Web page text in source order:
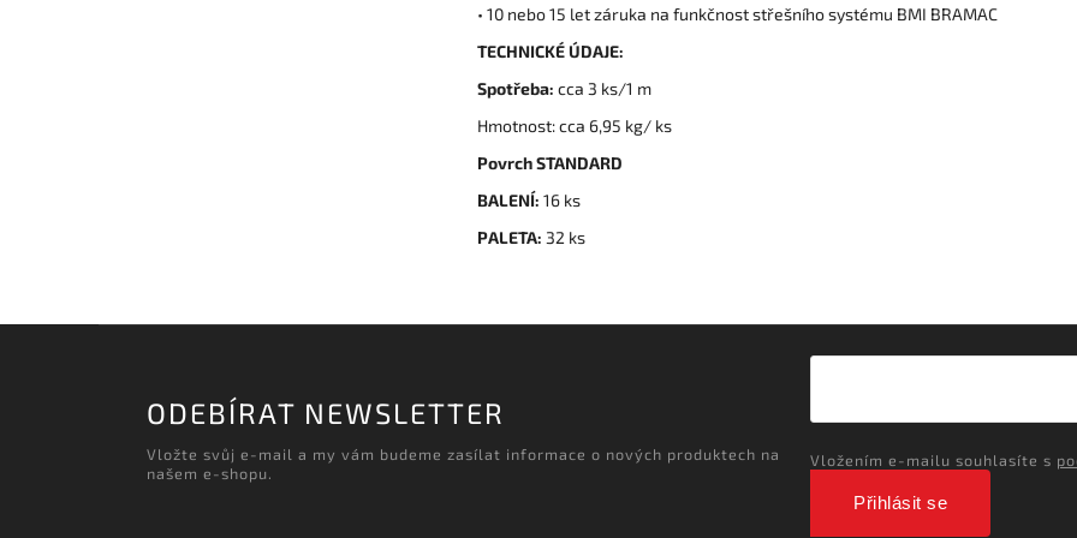
• 10 nebo 15 let záruka na funkčnost střešního systému BMI BRAMAC
TECHNICKÉ ÚDAJE:
Spotřeba: cca 3 ks/1 m
Hmotnost: cca 6,95 kg/ ks
Povrch STANDARD
BALENÍ: 16 ks
PALETA: 32 ks
ODEBÍRAT NEWSLETTER
Vložte svůj e-mail a my vám budeme zasílat informace o nových produktech na
našem e-shopu.
Vložením e-mailu souhlasíte s
Přihlásit se